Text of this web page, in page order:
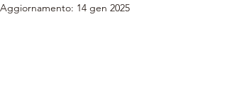
Aggiornamento: 14 gen 2025